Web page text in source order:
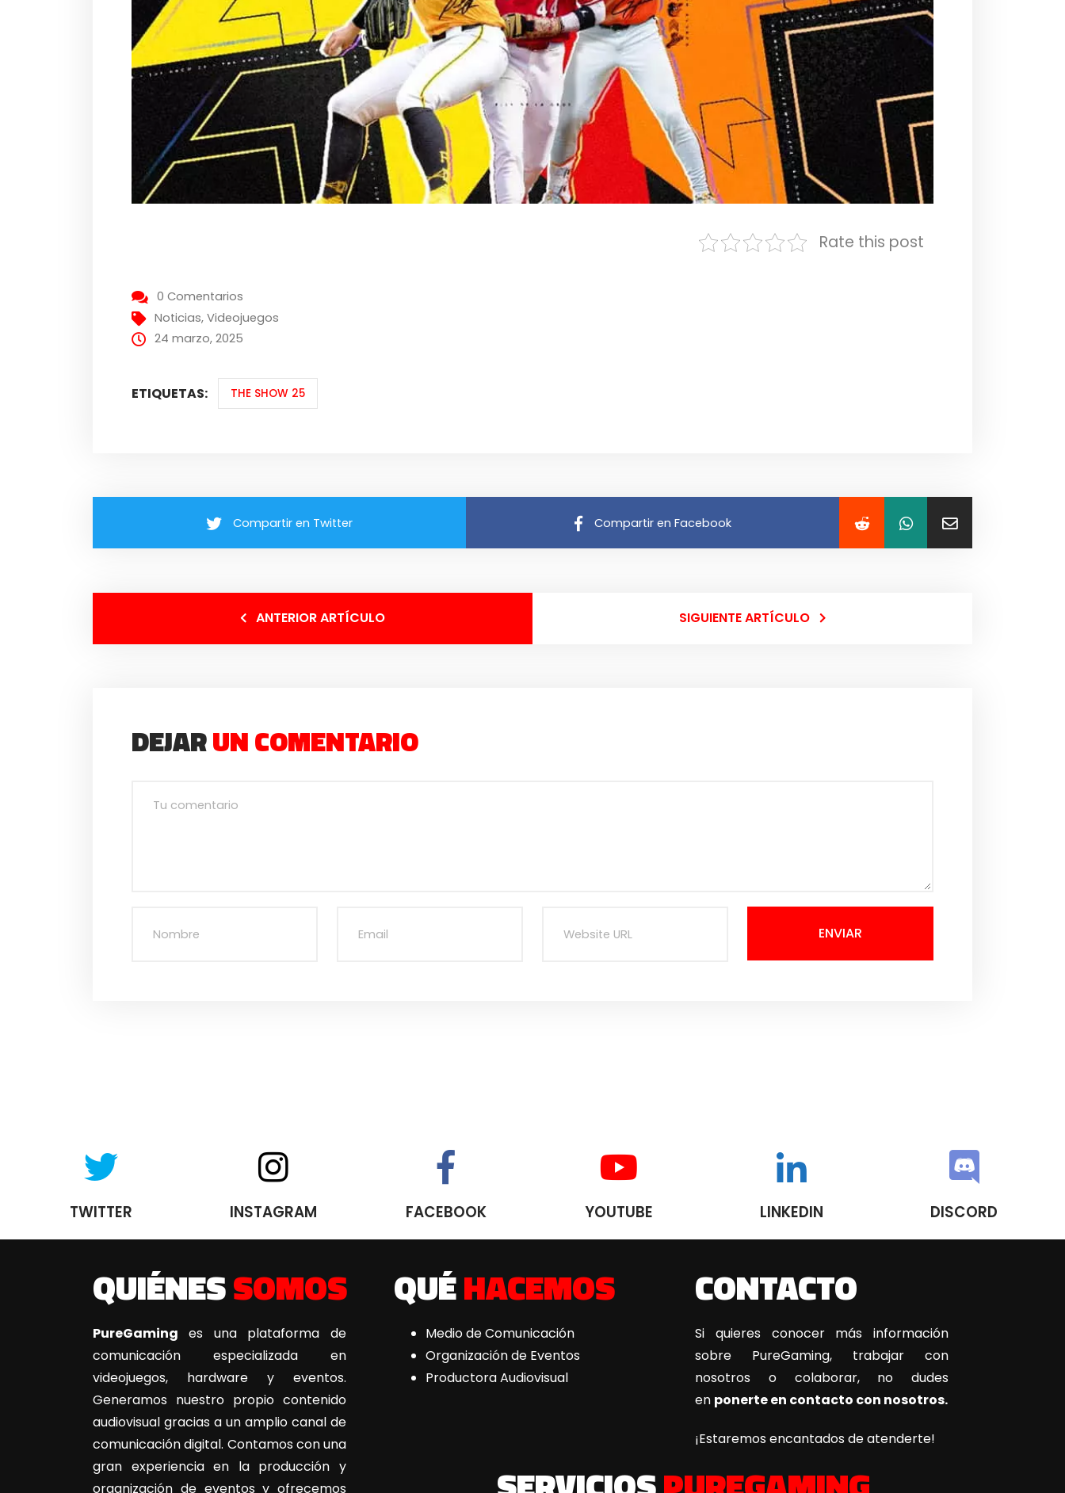
Rate this post
0 Comentarios
Noticias,Videojuegos
24 marzo, 2025
ETIQUETAS: THE SHOW 25
Compartir en Twitter Compartir en Facebook
ANTERIOR ARTÍCULO SIGUIENTE ARTÍCULO
DEJARUN COMENTARIO
ENVIAR
TWITTER INSTAGRAM FACEBOOK YOUTUBE LINKEDIN DISCORD
QUIÉNESSOMOS
PureGaming es una plataforma de
comunicación especializada en
videojuegos, hardware y eventos.
Generamos nuestro propio contenido
audiovisual gracias a un amplio canal de
comunicación digital. Contamos con una
gran experiencia en la producción y
organización de eventos y ofrecemos
QUÉHACEMOS
Medio de Comunicación
Organización de Eventos
Productora Audiovisual
CONTACTO
Si quieres conocer más información
sobre PureGaming, trabajar con
nosotros o colaborar, no dudes
en ponerte en contacto con nosotros.
¡Estaremos encantados de atenderte!